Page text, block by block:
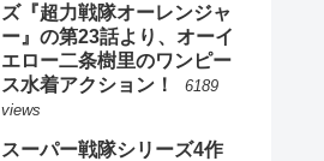
ズ『超力戦隊オーレンジャ
ー』の第23話より、オーイ
エロー二条樹里のワンピー
ス水着アクション！
6189
views
スーパー戦隊シリーズ4作